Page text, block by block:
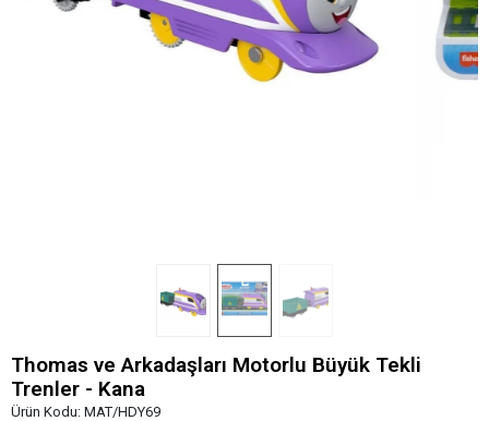
Thomas ve Arkadaşları Motorlu Büyük Tekli
Trenler - Kana
Ürün Kodu: MAT/HDY69